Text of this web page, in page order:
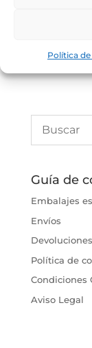
Política
Guía de
Embalajes
Envíos
Devoluciones
Política de
Condiciones
Aviso Legal